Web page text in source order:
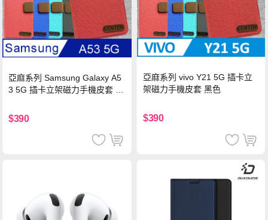
亞麻系列 Samsung Galaxy A5
3 5G 插卡立架磁力手機皮套 藍
$390
亞麻系列 vivo Y21 5G 插卡立
架磁力手機皮套 黑色
$390